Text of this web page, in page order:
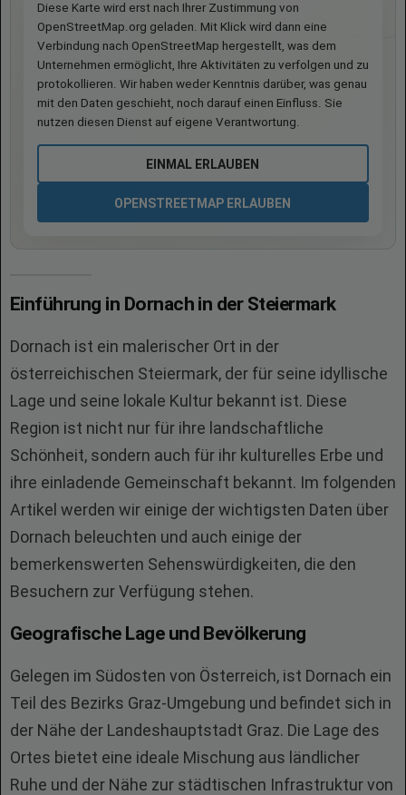
Diese Karte wird erst nach Ihrer Zustimmung von
OpenStreetMap.org geladen. Mit Klick wird dann eine
Verbindung nach OpenStreetMap hergestellt, was dem
Unternehmen ermöglicht, Ihre Aktivitäten zu verfolgen und zu
protokollieren. Wir haben weder Kenntnis darüber, was genau
mit den Daten geschieht, noch darauf einen Einfluss. Sie
nutzen diesen Dienst auf eigene Verantwortung.
EINMAL ERLAUBEN
OPENSTREETMAP ERLAUBEN
Einführung in Dornach in der Steiermark
Dornach ist ein malerischer Ort in der
österreichischen Steiermark, der für seine idyllische
Lage und seine lokale Kultur bekannt ist. Diese
Region ist nicht nur für ihre landschaftliche
Schönheit, sondern auch für ihr kulturelles Erbe und
ihre einladende Gemeinschaft bekannt. Im folgenden
Artikel werden wir einige der wichtigsten Daten über
Dornach beleuchten und auch einige der
bemerkenswerten Sehenswürdigkeiten, die den
Besuchern zur Verfügung stehen.
Geografische Lage und Bevölkerung
Gelegen im Südosten von Österreich, ist Dornach ein
Teil des Bezirks Graz-Umgebung und befindet sich in
der Nähe der Landeshauptstadt Graz. Die Lage des
Ortes bietet eine ideale Mischung aus ländlicher
Ruhe und der Nähe zur städtischen Infrastruktur von